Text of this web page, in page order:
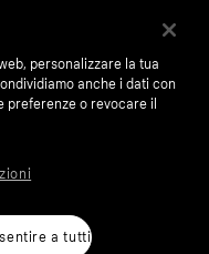
personalizzare la tua
anche i dati con
preferenze o revocare il
a tutti